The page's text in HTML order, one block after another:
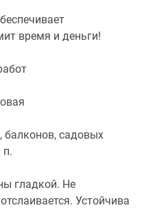
время и деньги!
садовых
п.
гладкой. Не
Устойчива